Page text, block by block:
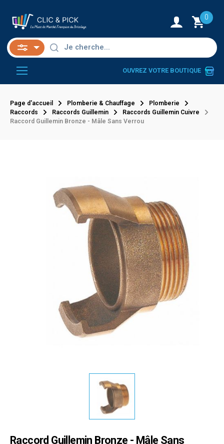
0
OUVREZ VOTRE BOUTIQUE
Page d'accueil Plomberie & Chauffage
Plomberie
Raccords
Raccords Guillemin
Raccords Guillemin Cuivre
Raccord Guillemin Bronze - Mâle Sans Verrou
Raccord Guillemin Bronze - Mâle Sans